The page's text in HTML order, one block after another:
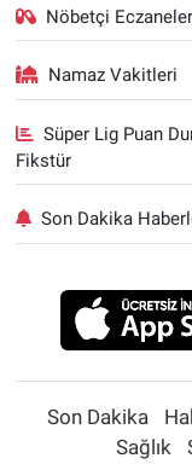
Nöbetçi Eczaneler
Namaz Vakitleri
Süper Lig Puan
Fikstür
Son Dakika
Son Dakika
Sağlık